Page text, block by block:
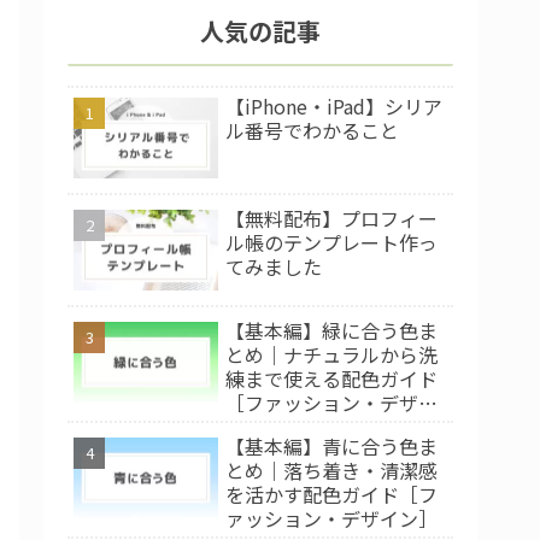
人気の記事
【iPhone・iPad】シリア
ル番号でわかること
【無料配布】プロフィー
ル帳のテンプレート作っ
てみました
【基本編】緑に合う色ま
とめ｜ナチュラルから洗
練まで使える配色ガイド
［ファッション・デザイ
【基本編】青に合う色ま
とめ｜落ち着き・清潔感
を活かす配色ガイド［フ
ァッション・デザイン］